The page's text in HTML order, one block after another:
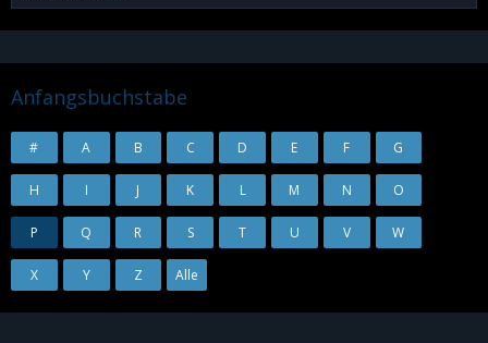
Anfangsbuchstabe
# A B C D E F G
H I J K L M N O
P Q R S T U V W
X Y Z Alle